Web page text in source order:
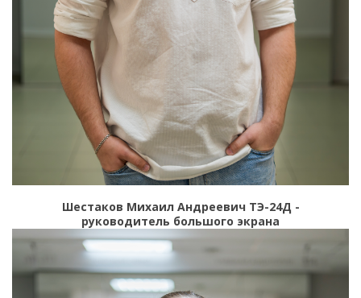
Шестаков Михаил Андреевич ТЭ-24Д -
руководитель большого экрана